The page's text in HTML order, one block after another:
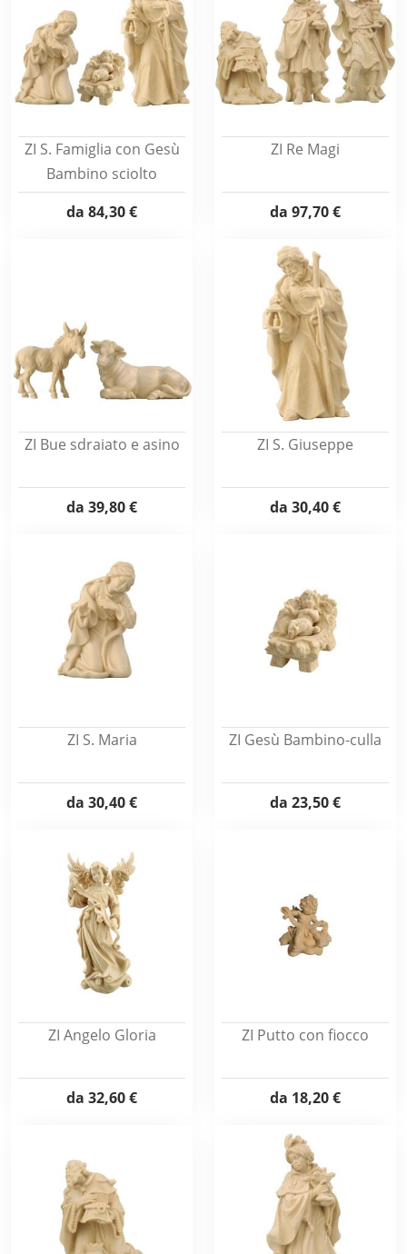
ZI S. Famiglia con Gesù
Bambino sciolto
da 84,30 €
ZI Re Magi
da 97,70 €
ZI Bue sdraiato e asino
da 39,80 €
ZI S. Giuseppe
da 30,40 €
ZI S. Maria
da 30,40 €
ZI Gesù Bambino-culla
da 23,50 €
ZI Angelo Gloria
da 32,60 €
ZI Putto con fiocco
da 18,20 €